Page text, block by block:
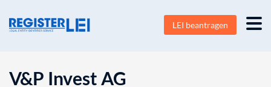
LEI beantragen
V&P Invest AG